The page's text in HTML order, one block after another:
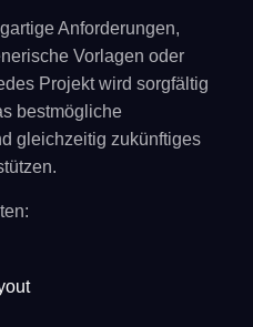
Anforderungen,
Vorlagen oder
Projekt wird sorgfältig
bestmögliche
gleichzeitig zukünftiges